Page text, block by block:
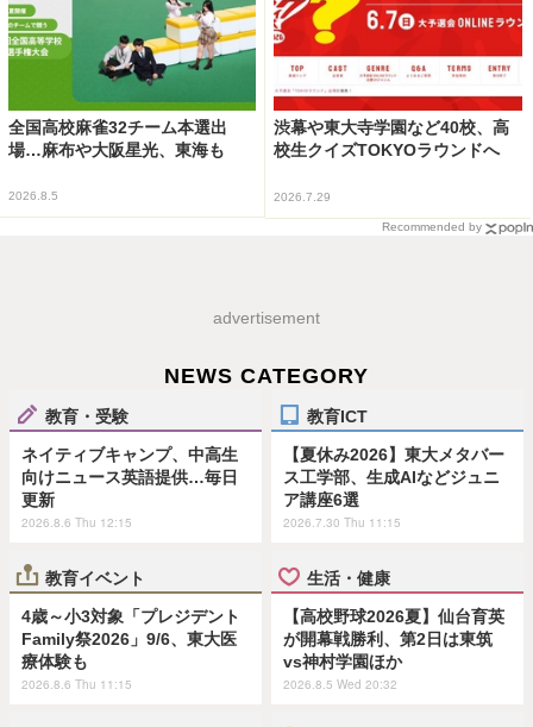
全国高校麻雀32チーム本選出
場…麻布や大阪星光、東海も
2026.8.5
渋幕や東大寺学園など40校、高
校生クイズTOKYOラウンドへ
2026.7.29
Recommended by
advertisement
NEWS CATEGORY
教育・受験
ネイティブキャンプ、中高生
向けニュース英語提供…毎日
更新
2026.8.6 Thu 12:15
教育ICT
【夏休み2026】東大メタバー
ス工学部、生成AIなどジュニ
ア講座6選
2026.7.30 Thu 11:15
教育イベント
4歳～小3対象「プレジデント
Family祭2026」9/6、東大医
療体験も
2026.8.6 Thu 11:15
生活・健康
【高校野球2026夏】仙台育英
が開幕戦勝利、第2日は東筑
vs神村学園ほか
2026.8.5 Wed 20:32